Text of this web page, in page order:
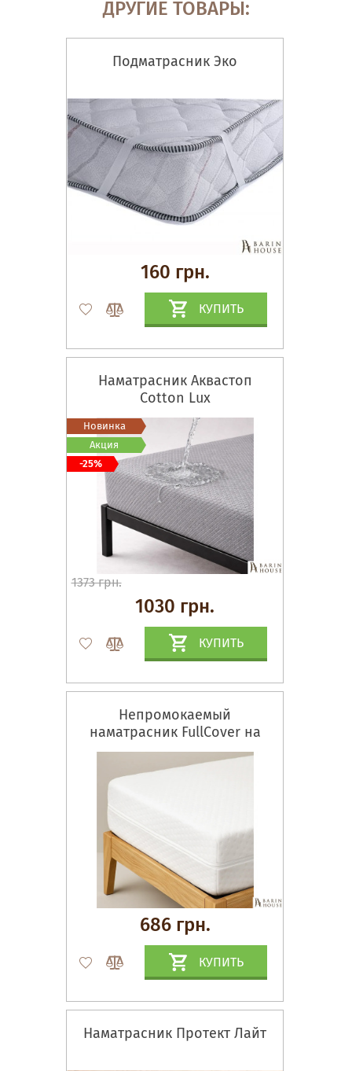
ДРУГИЕ ТОВАРЫ:
Подматрасник Эко
160 грн.
КУПИТЬ
Наматрасник Аквастоп
Cotton Lux
1373 грн.
1030 грн.
КУПИТЬ
Новинка
Акция
-25%
Непромокаемый
наматрасник FullCover на
молнии
686 грн.
КУПИТЬ
Наматрасник Протект Лайт